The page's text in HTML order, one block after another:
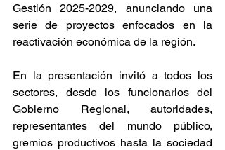
Gestión 2025-2029, anunciando una
serie de proyectos enfocados en la
reactivación económica de la región.
En la presentación invitó a todos los
sectores, desde los funcionarios del
Gobierno Regional, autoridades,
representantes del mundo público,
gremios productivos hasta la sociedad